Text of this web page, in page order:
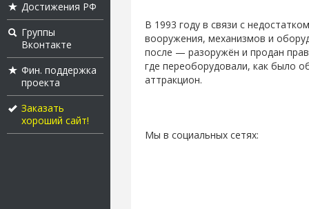
Достижения РФ
Группы
Вконтакте
Фин. поддержка
проекта
Заказать
хороший сайт!
В 1993 году в связи с
вооружения, механизмов и
после — разоружён и продан
где переоборудовали, как было
аттракцион.
Мы в социальных сетях: